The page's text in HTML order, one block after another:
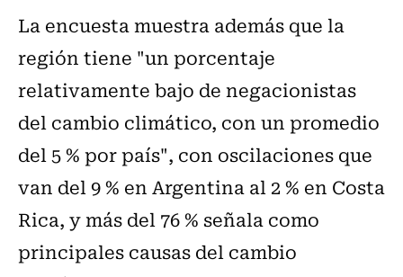
La encuesta muestra además que la
región tiene "un porcentaje
relativamente bajo de negacionistas
del cambio climático, con un promedio
del 5 % por país", con oscilaciones que
van del 9 % en Argentina al 2 % en Costa
Rica, y más del 76 % señala como
principales causas del cambio